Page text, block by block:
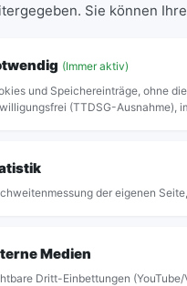
Haltestelle im
Vollständige
Sie können
(Immer aktiv)
und Speichereinträge, ohne
(TTDSG-Ausnahme),
der eigenen
Medien
Dritt-Einbettungen